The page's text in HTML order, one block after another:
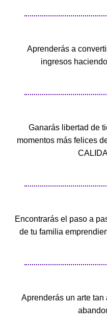
Aprenderás a
ingresos
Ganarás libertad de
momentos más felices
Encontrarás el paso a
de tu familia
Aprenderás un arte